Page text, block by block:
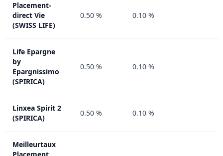
Placement-
direct Vie
(SWISS LIFE)
0.50 % 0.10 %
Life Epargne
by
Epargnissimo
(SPIRICA)
0.50 % 0.10 %
Linxea Spirit 2
(SPIRICA)
0.50 % 0.10 %
Meilleurtaux